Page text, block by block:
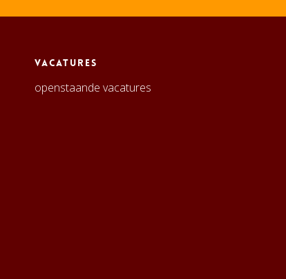
Vacatures
openstaande vacatures